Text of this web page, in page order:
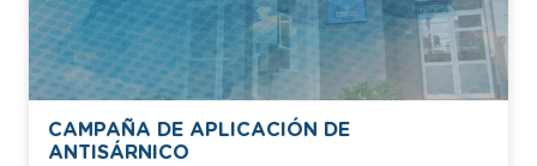
CAMPAÑA DE APLICACIÓN DE
ANTISÁRNICO